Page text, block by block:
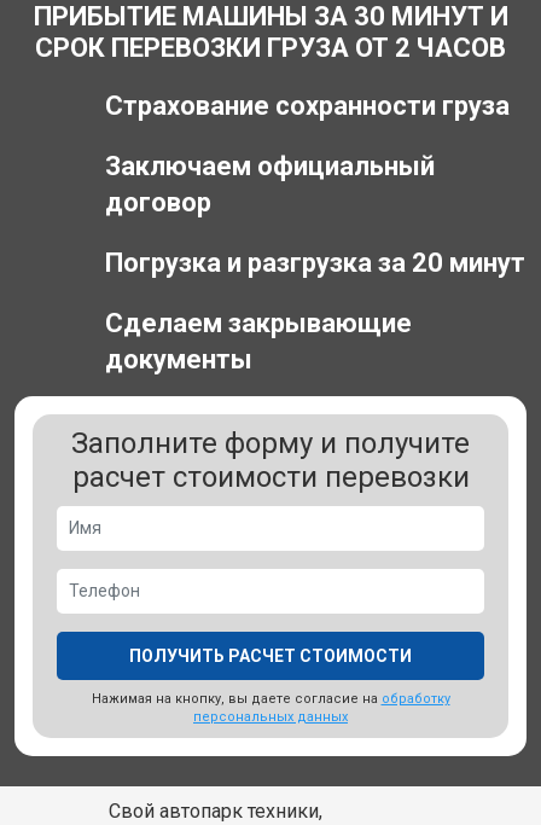
ПРИБЫТИЕ МАШИНЫ ЗА 30 МИНУТ И
СРОК ПЕРЕВОЗКИ ГРУЗА ОТ 2 ЧАСОВ
Страхование сохранности груза
Заключаем официальный
договор
Погрузка и разгрузка за 20 минут
Сделаем закрывающие
документы
Заполните форму и получите
расчет стоимости перевозки
Нажимая на кнопку, вы даете согласие на обработку
персональных данных
Свой автопарк техники,